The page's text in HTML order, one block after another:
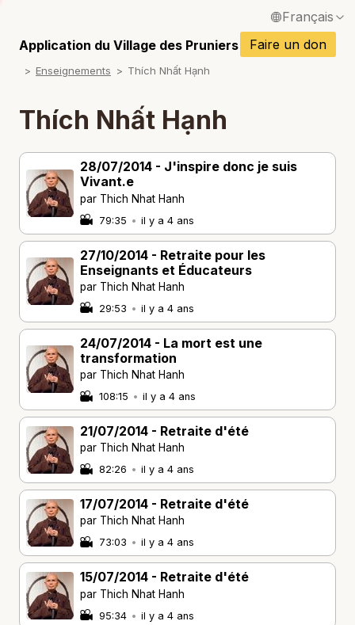
Français
English / Anglais
Español / Espagnol
Português / Portugais
ภาษาไทย / Thaï
Application du Village des Pruniers Faire un don
Enseignements Thích Nhất Hạnh
Thích Nhất Hạnh
28/07/2014 - J'inspire donc je suis
Vivant.e
par Thich Nhat Hanh
79:35 • il y a 4 ans
27/10/2014 - Retraite pour les
Enseignants et Éducateurs
par Thich Nhat Hanh
29:53 • il y a 4 ans
24/07/2014 - La mort est une
transformation
par Thich Nhat Hanh
108:15 • il y a 4 ans
21/07/2014 - Retraite d'été
par Thich Nhat Hanh
82:26 • il y a 4 ans
17/07/2014 - Retraite d'été
par Thich Nhat Hanh
73:03 • il y a 4 ans
15/07/2014 - Retraite d'été
par Thich Nhat Hanh
95:34 • il y a 4 ans